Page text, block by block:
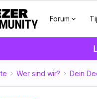
Forum
Wer sind wir? Dein